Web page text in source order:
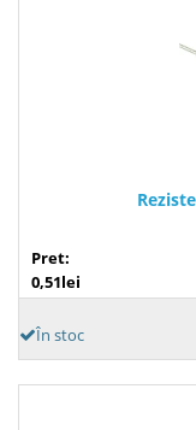
Pret:
0,51lei
În stoc